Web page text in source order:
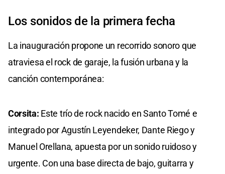
Los sonidos de la primera fecha
La inauguración propone un recorrido sonoro que
atraviesa el rock de garaje, la fusión urbana y la
canción contemporánea:
Corsita: Este trío de rock nacido en Santo Tomé e
integrado por Agustín Leyendeker, Dante Riego y
Manuel Orellana, apuesta por un sonido ruidoso y
urgente. Con una base directa de bajo, guitarra y